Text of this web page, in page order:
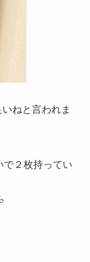
ねと言われま
で２枚持ってい